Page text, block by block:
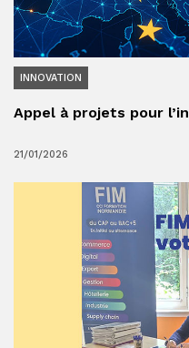
INNOVATION
Appel à projets pour
21/01/2026